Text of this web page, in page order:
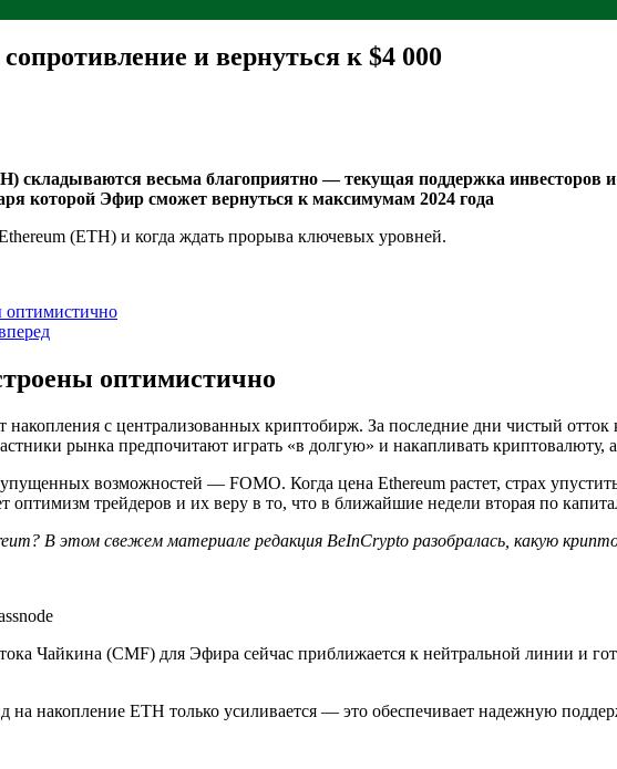
и вернуться к $4 000
складываются весьма благоприятно — текущая поддержка
которой Эфир сможет вернуться к максимумам 2024 года
(ETH) и когда ждать прорыва ключевых уровней.
оптимистично
оптимистично
с централизованных криптобирж. За последние дни чистый
рынка предпочитают играть «в долгую» и накапливать криптовалюту, а
упущенных возможностей — FOMO. Когда цена Ethereum растет, страх
оптимизм трейдеров и их веру в то, что в ближайшие недели вторая по
В этом свежем материале редакция BeInCrypto разобралась, какую
Чайкина (CMF) для Эфира сейчас приближается к нейтральной линии и
на накопление ETH только усиливается — это обеспечивает надежную